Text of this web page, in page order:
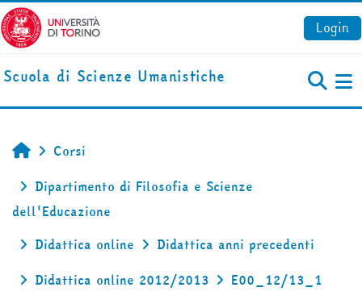
Vai al contenuto principale
Login
Scuola di Scienze Umanistiche
Home
Corsi
Dipartimento di Filosofia e Scienze
dell'Educazione
Didattica online
Didattica anni precedenti
Didattica online 2012/2013
E00_12/13_1